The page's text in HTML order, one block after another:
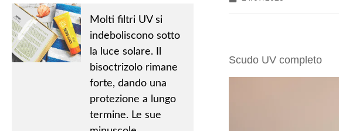
Molti filtri UV si
indeboliscono sotto
la luce solare. Il
bisoctrizolo rimane
forte, dando una
protezione a lungo
termine. Le sue
Scudo UV completo